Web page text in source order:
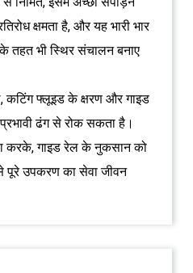
क्षमता है, और यह भारी भार
तहत भी स्थिर संचालन बनाए
कटिंग फ्लूइड के क्षरण और गाइड
ढंग से रोक सकता है।
करके, गाइड रेल के नुकसान को
पूरे उपकरण का सेवा जीवन